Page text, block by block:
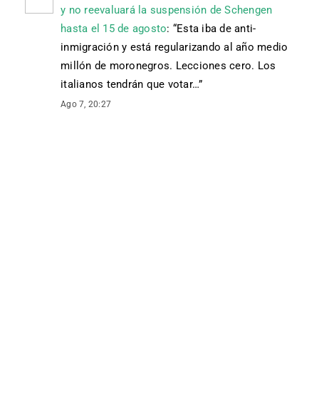
y no reevaluará la suspensión de Schengen
hasta el 15 de agosto: “Esta iba de anti-
inmigración y está regularizando al año medio
millón de moronegros. Lecciones cero. Los
italianos tendrán que votar…”
Ago 7, 20:27